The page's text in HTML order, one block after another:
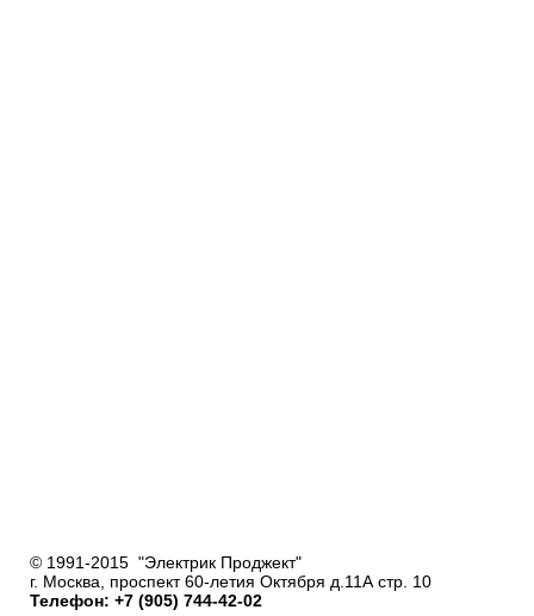
© 1991-2015 "Электрик Проджект"
г. Москва, проспект 60-летия Октября д.11А стр. 10
Телефон: +7 (905) 744-42-02